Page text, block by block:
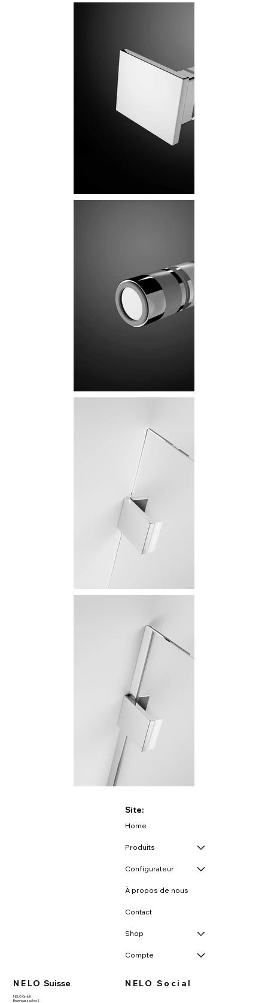
Site:
Home
Produits
Configurateur
À propos de nous
Contact
Shop
Compte
NELO Suisse
NELO GmbH
Brunngassacker 1
NELO Social